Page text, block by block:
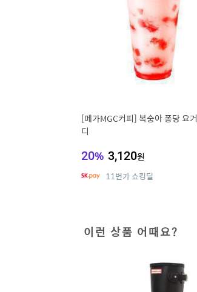
[메가MGC커피] 복숭아 퐁당 요
디
20% 3,120원
11번가 쇼킹딜
이런 상품 어때요?